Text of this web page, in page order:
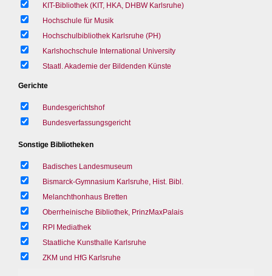
KIT-Bibliothek (KIT, HKA, DHBW Karlsruhe)
Hochschule für Musik
Hochschulbibliothek Karlsruhe (PH)
Karlshochschule International University
Staatl. Akademie der Bildenden Künste
Gerichte
Bundesgerichtshof
Bundesverfassungsgericht
Sonstige Bibliotheken
Badisches Landesmuseum
Bismarck-Gymnasium Karlsruhe, Hist. Bibl.
Melanchthonhaus Bretten
Oberrheinische Bibliothek, PrinzMaxPalais
RPI Mediathek
Staatliche Kunsthalle Karlsruhe
ZKM und HfG Karlsruhe